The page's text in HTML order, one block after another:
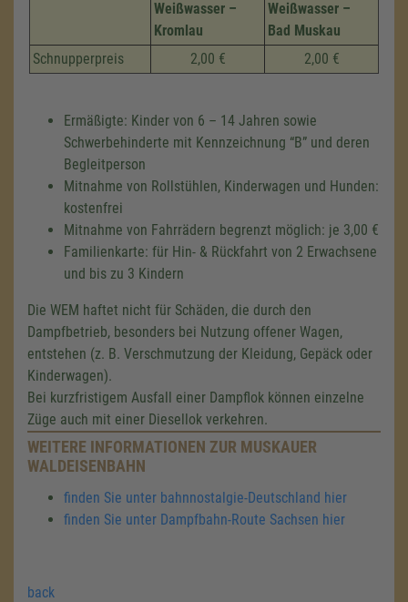
Weißwasser –
Kromlau
Weißwasser –
Bad Muskau
Schnupperpreis
2,00 € 2,00 €
Ermäßigte: Kinder von 6 – 14 Jahren sowie
Schwerbehinderte mit Kennzeichnung B und deren
Begleitperson
Mitnahme von Rollstühlen, Kinderwagen und Hunden:
kostenfrei
Mitnahme von Fahrrädern begrenzt möglich: je 3,00 €
Familienkarte: für Hin- & Rückfahrt von 2 Erwachsene
und bis zu 3 Kindern
Die WEM haftet nicht für Schäden, die durch den
Dampfbetrieb, besonders bei Nutzung offener Wagen,
entstehen (z. B. Verschmutzung der Kleidung, Gepäck oder
Kinderwagen).
Bei kurzfristigem Ausfall einer Dampflok können einzelne
Züge auch mit einer Diesellok verkehren.
WEITERE INFORMATIONEN ZUR MUSKAUER
WALDEISENBAHN
finden Sie unter bahnnostalgie-Deutschland hier
finden Sie unter Dampfbahn-Route Sachsen hier
back